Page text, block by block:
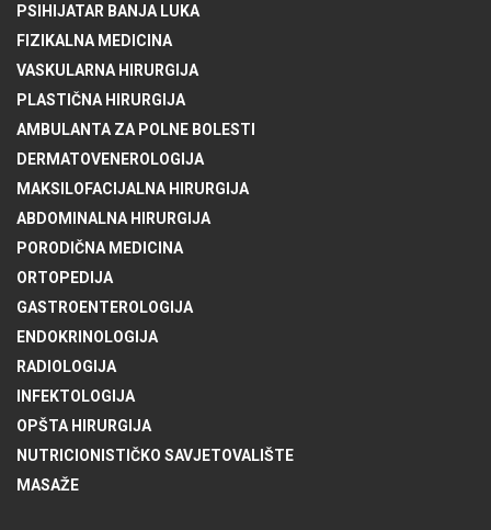
PSIHIJATAR BANJA LUKA
FIZIKALNA MEDICINA
VASKULARNA HIRURGIJA
PLASTIČNA HIRURGIJA
AMBULANTA ZA POLNE BOLESTI
DERMATOVENEROLOGIJA
MAKSILOFACIJALNA HIRURGIJA
ABDOMINALNA HIRURGIJA
PORODIČNA MEDICINA
ORTOPEDIJA
GASTROENTEROLOGIJA
ENDOKRINOLOGIJA
RADIOLOGIJA
INFEKTOLOGIJA
OPŠTA HIRURGIJA
NUTRICIONISTIČKO SAVJETOVALIŠTE
MASAŽE